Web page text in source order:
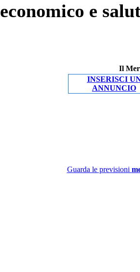
economico e
Il
INSERISCI
ANNUNCIO
Guarda le previsioni